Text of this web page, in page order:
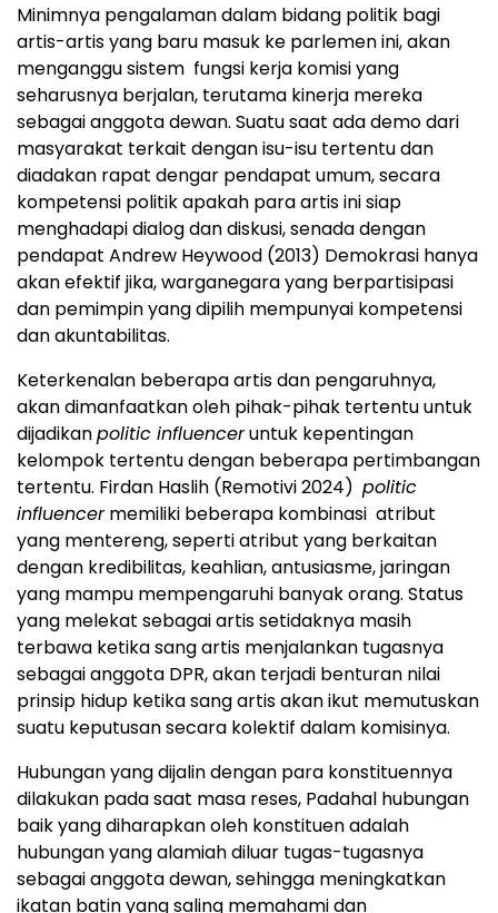
Minimnya pengalaman dalam bidang politik bagi
artis-artis yang baru masuk ke parlemen ini, akan
menganggu sistem fungsi kerja komisi yang
seharusnya berjalan, terutama kinerja mereka
sebagai anggota dewan. Suatu saat ada demo dari
masyarakat terkait dengan isu-isu tertentu dan
diadakan rapat dengar pendapat umum, secara
kompetensi politik apakah para artis ini siap
menghadapi dialog dan diskusi, senada dengan
pendapat Andrew Heywood (2013) Demokrasi hanya
akan efektif jika, warganegara yang berpartisipasi
dan pemimpin yang dipilih mempunyai kompetensi
dan akuntabilitas.
Keterkenalan beberapa artis dan pengaruhnya,
akan dimanfaatkan oleh pihak-pihak tertentu untuk
dijadikanpolitic influenceruntuk kepentingan
kelompok tertentu dengan beberapa pertimbangan
tertentu. Firdan Haslih (Remotivi 2024) politic
influencermemiliki beberapa kombinasi atribut
yang mentereng, seperti atribut yang berkaitan
dengan kredibilitas, keahlian, antusiasme, jaringan
yang mampu mempengaruhi banyak orang. Status
yang melekat sebagai artis setidaknya masih
terbawa ketika sang artis menjalankan tugasnya
sebagai anggota DPR, akan terjadi benturan nilai
prinsip hidup ketika sang artis akan ikut memutuskan
suatu keputusan secara kolektif dalam komisinya.
Hubungan yang dijalin dengan para konstituennya
dilakukan pada saat masa reses, Padahal hubungan
baik yang diharapkan oleh konstituen adalah
hubungan yang alamiah diluar tugas-tugasnya
sebagai anggota dewan, sehingga meningkatkan
ikatan batin yang saling memahami dan